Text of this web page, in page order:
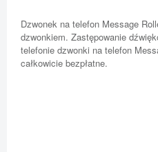
Dzwonek na telefon Message
dzwonkiem. Zastępowanie
telefonie dzwonki na telefon
całkowicie bezpłatne.